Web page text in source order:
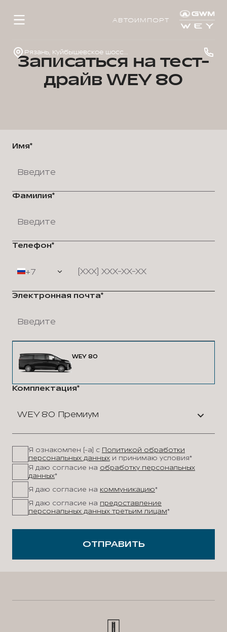
АВТОИМПОРТ
Рязань, Куйбышевское шоссе, д. 40, стр. 1
Записаться на тест-
драйв WEY 80
Имя*
Фамилия*
Телефон*
+7
Электронная почта*
WEY 80
Комплектация*
WEY 80 Премиум
Я ознакомлен (-а) с Политикой обработки
персональных данных и принимаю условия*
Я даю согласие на обработку персональных
данных*
Я даю согласие на коммуникацию*
Я даю согласие на предоставление
персональных данных третьим лицам*
ОТПРАВИТЬ